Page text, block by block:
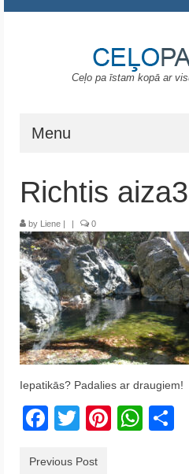
Ceļo pa īstam kopā ar
Menu
Portugāle
ASV
Melnkalne
Grieķija
Austrija
Itālija
Richtis aiza3
by Liene | | 0
Iepatikās? Padalies ar draugiem!
Facebook
Twitter
Previous Post